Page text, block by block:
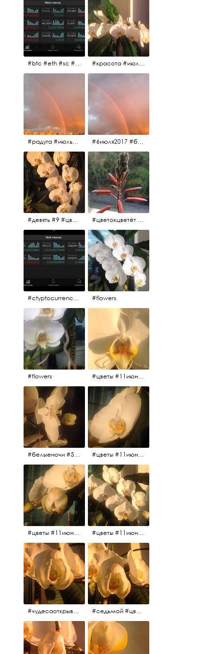
#btc #eth #sc #xrp #etc #maid #sys #naut #strat #pasc #dash #xmr #nxt #usdt #ltc#lsk #zec #str #rep #coin #markets #bitcoin #красота #июльскоеутро
#радуга #июльскоеутро #радугавовсёнебо #6июля2017 #6июля2017 #белыеночи #питерскоеутро #джулаймонинг #июльскоеутро #радугавовсёнебо #радуга #дождик
#девять #9 #цветы #цветокцветёт #flowers
#ctyptocurrency #btc #eth #flowers
#flowers #цветы #11июня2017 #5утра #белыеночи
#белыеночи #5утра #11июня2017 #цветы #цветы #11июня2017 #5утра #белыеночи
#цветы #11июня2017 #цветы #11июня2017
#чудесаоткрываются #красота #чудоприроды #нежность #цветы #прекрасное #седьмой #цветы #жизньналоджии